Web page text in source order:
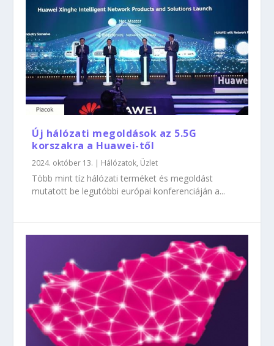
Új hálózati megoldások az 5.5G
korszakra a Huawei-től
2024. október 13. | Hálózatok, Üzlet
Több mint tíz hálózati terméket és megoldást
mutatott be legutóbbi európai konferenciáján a...